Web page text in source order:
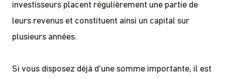
investisseurs placent régulièrement une partie de
leurs revenus et constituent ainsi un capital sur
plusieurs années.
Si vous disposez déjà d'une somme importante, il est